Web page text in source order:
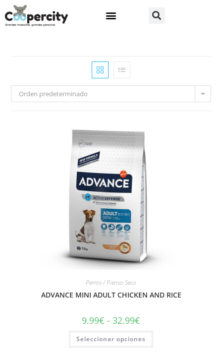
Orden predeterminado
Perros / Pienso Seco
ADVANCE MINI ADULT CHICKEN AND RICE
9.99€ - 32.99€
Seleccionar opciones